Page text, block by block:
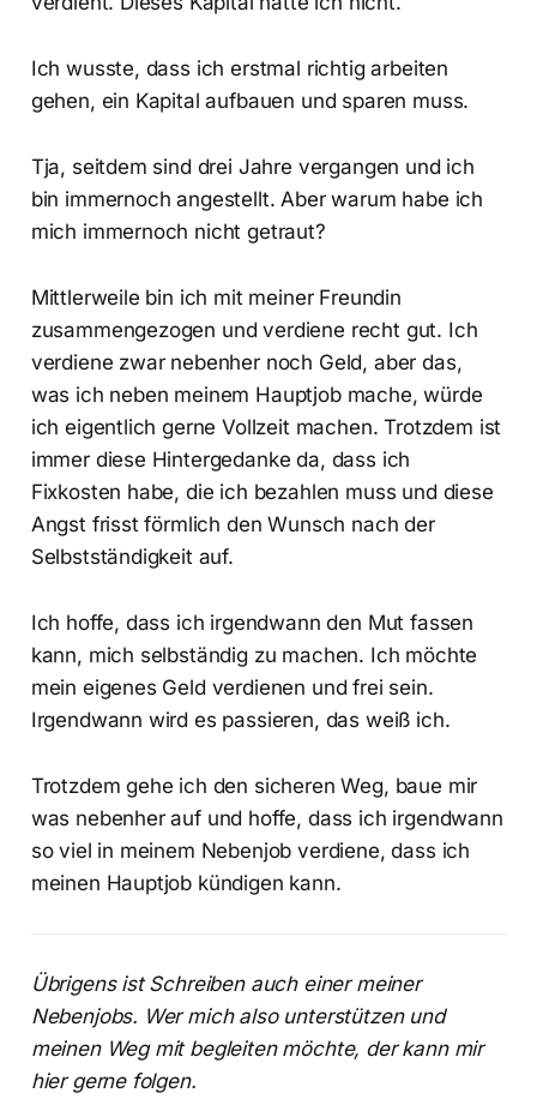
Ich wusste, dass ich erstmal richtig arbeiten
gehen, ein Kapital aufbauen und sparen muss.
Tja, seitdem sind drei Jahre vergangen und ich
bin immernoch angestellt. Aber warum habe ich
mich immernoch nicht getraut?
Mittlerweile bin ich mit meiner Freundin
zusammengezogen und verdiene recht gut. Ich
verdiene zwar nebenher noch Geld, aber das,
was ich neben meinem Hauptjob mache, würde
ich eigentlich gerne Vollzeit machen. Trotzdem ist
immer diese Hintergedanke da, dass ich
Fixkosten habe, die ich bezahlen muss und diese
Angst frisst förmlich den Wunsch nach der
Selbstständigkeit auf.
Ich hoffe, dass ich irgendwann den Mut fassen
kann, mich selbständig zu machen. Ich möchte
mein eigenes Geld verdienen und frei sein.
Irgendwann wird es passieren, das weiß ich.
Trotzdem gehe ich den sicheren Weg, baue mir
was nebenher auf und hoffe, dass ich irgendwann
so viel in meinem Nebenjob verdiene, dass ich
meinen Hauptjob kündigen kann.
Übrigens ist Schreiben auch einer meiner
Nebenjobs. Wer mich also unterstützen und
meinen Weg mit begleiten möchte, der kann mir
hier gerne folgen.